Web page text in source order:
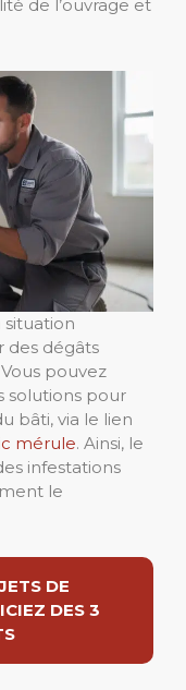
de l’ouvrage et
des dégâts
pouvez
solutions pour
bâti, via le lien
mérule. Ainsi, le
infestations
le
DE
DES 3